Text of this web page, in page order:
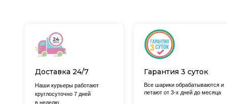
Доставка 24/7
Все шарики обрабатываются и
летают от 3-х дней до месяца
Наши курьеры работают
круглосуточно 7 дней
в неделю.
Гарантия 3 суток